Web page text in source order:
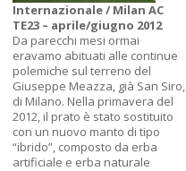
Internazionale / Milan AC
TE23 – aprile/giugno 2012
Da parecchi mesi ormai
eravamo abituati alle continue
polemiche sul terreno del
Giuseppe Meazza, già San Siro,
di Milano. Nella primavera del
2012, il prato è stato sostituito
con un nuovo manto di tipo
“ibrido”, composto da erba
artificiale e erba naturale